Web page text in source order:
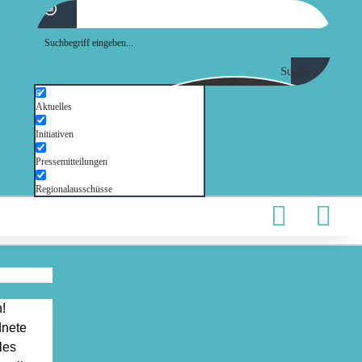
Suchen
Aktuelles
Initiativen
Pressemitteilungen
Regionalausschüsse